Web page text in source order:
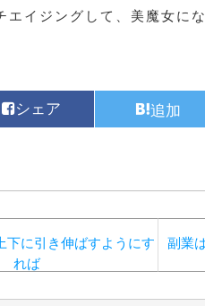
エイジングして、美魔女に
下に引き伸ばすようにす
れば
副業